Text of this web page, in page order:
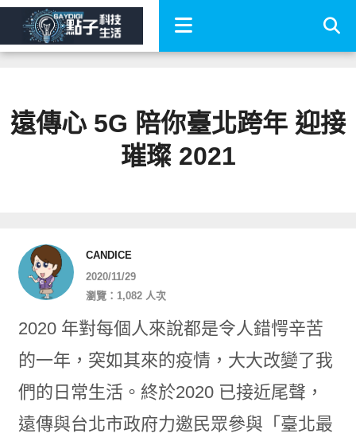
遠傳心 5G 陪你臺北跨年 迎接
璀璨 2021
CANDICE
2020/11/29
瀏覽：1,082 人次
2020 年對每個人來說都是令人錯愕辛苦
的一年，突如其來的疫情，大大改變了我
們的日常生活。終於2020 已接近尾聲，
遠傳與台北市政府力邀民眾參與「臺北最